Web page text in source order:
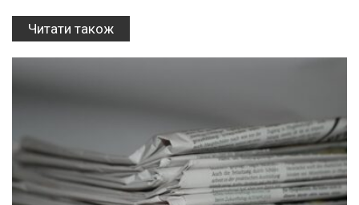
Читати також